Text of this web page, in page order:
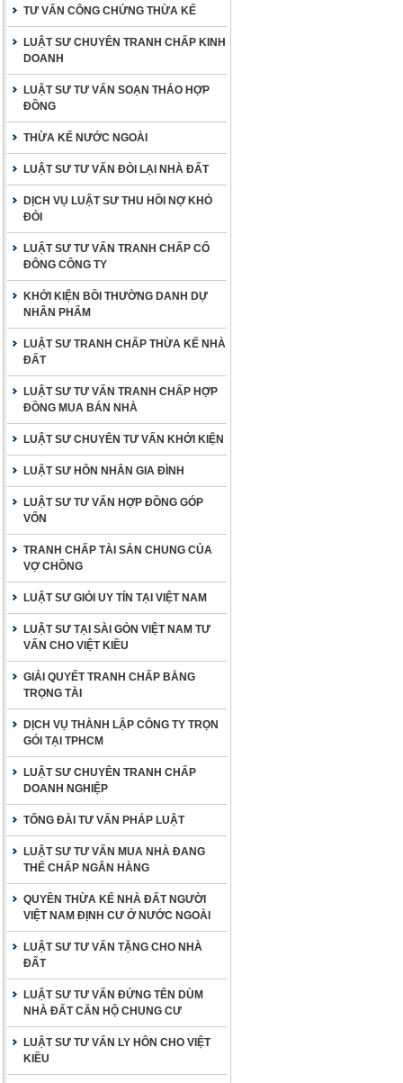
TƯ VẤN CÔNG CHỨNG THỪA KẾ
LUẬT SƯ CHUYÊN TRANH CHẤP KINH
DOANH
LUẬT SƯ TƯ VẤN SOẠN THẢO HỢP
ĐỒNG
THỪA KẾ NƯỚC NGOÀI
LUẬT SƯ TƯ VẤN ĐÒI LẠI NHÀ ĐẤT
DỊCH VỤ LUẬT SƯ THU HỒI NỢ KHÓ
ĐÒI
LUẬT SƯ TƯ VẤN TRANH CHẤP CỔ
ĐÔNG CÔNG TY
KHỞI KIỆN BỒI THƯỜNG DANH DỰ
NHÂN PHẨM
LUẬT SƯ TRANH CHẤP THỪA KẾ NHÀ
ĐẤT
LUẬT SƯ TƯ VẤN TRANH CHẤP HỢP
ĐỒNG MUA BÁN NHÀ
LUẬT SƯ CHUYÊN TƯ VẤN KHỞI KIỆN
LUẬT SƯ HÔN NHÂN GIA ĐÌNH
LUẬT SƯ TƯ VẤN HỢP ĐỒNG GÓP
VỐN
TRANH CHẤP TÀI SẢN CHUNG CỦA
VỢ CHỒNG
LUẬT SƯ GIỎI UY TÍN TẠI VIỆT NAM
LUẬT SƯ TẠI SÀI GÒN VIỆT NAM TƯ
VẤN CHO VIỆT KIỀU
GIẢI QUYẾT TRANH CHẤP BẰNG
TRỌNG TÀI
DỊCH VỤ THÀNH LẬP CÔNG TY TRỌN
GÓI TẠI TPHCM
LUẬT SƯ CHUYÊN TRANH CHẤP
DOANH NGHIỆP
TỔNG ĐÀI TƯ VẤN PHÁP LUẬT
LUẬT SƯ TƯ VẤN MUA NHÀ ĐANG
THẾ CHẤP NGÂN HÀNG
QUYỀN THỪA KẾ NHÀ ĐẤT NGƯỜI
VIỆT NAM ĐỊNH CƯ Ở NƯỚC NGOÀI
LUẬT SƯ TƯ VẤN TẶNG CHO NHÀ
ĐẤT
LUẬT SƯ TƯ VẤN ĐỨNG TÊN DÙM
NHÀ ĐẤT CĂN HỘ CHUNG CƯ
LUẬT SƯ TƯ VẤN LY HÔN CHO VIỆT
KIỀU